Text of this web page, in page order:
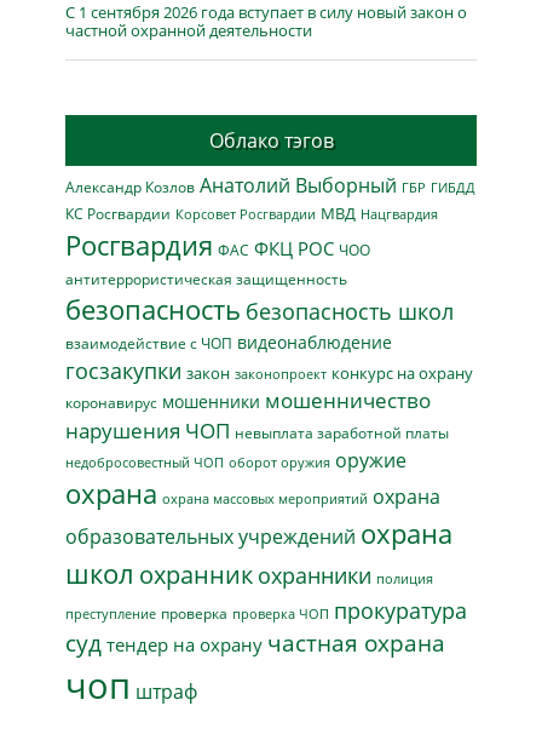
С 1 сентября 2026 года вступает в силу новый закон о
частной охранной деятельности
Облако тэгов
Александр Козлов Анатолий Выборный ГБР ГИБДД
КС Росгвардии Корсовет Росгвардии МВД Нацгвардия
Росгвардия ФАС ФКЦ РОС ЧОО
антитеррористическая защищенность
безопасность безопасность школ
взаимодействие с ЧОП видеонаблюдение
госзакупки закон законопроект конкурс на охрану
коронавирус мошенники мошенничество
нарушения ЧОП невыплата заработной платы
недобросовестный ЧОП оборот оружия оружие
охрана охрана массовых мероприятий охрана
образовательных учреждений охрана
школ охранник охранники полиция
преступление проверка проверка ЧОП прокуратура
суд тендер на охрану частная охрана
чоп штраф